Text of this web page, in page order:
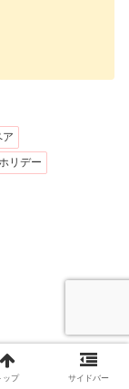
ア
リデー
ップ サイドバー